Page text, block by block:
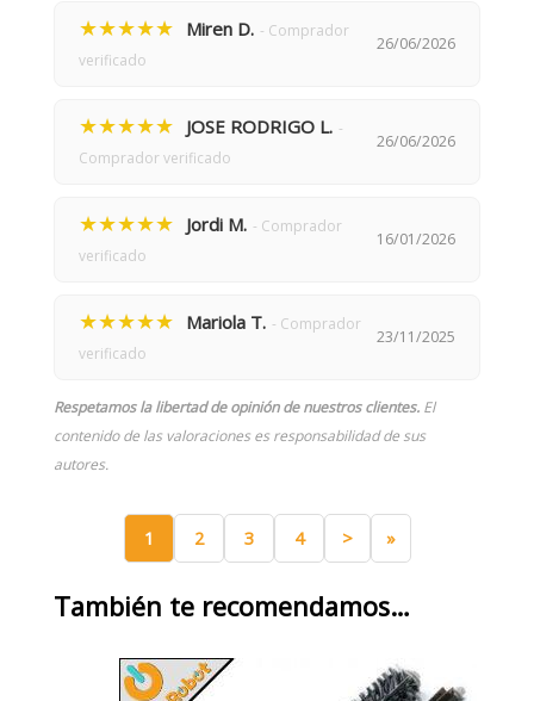
★★★★★ Miren D. - Comprador
verificado
26/06/2026
★★★★★ JOSE RODRIGO L. -
Comprador verificado
26/06/2026
★★★★★ Jordi M. - Comprador
verificado
16/01/2026
★★★★★ Mariola T. - Comprador
verificado
23/11/2025
Respetamos la libertad de opinión de nuestros clientes. El
contenido de las valoraciones es responsabilidad de sus
autores.
1 2 3 4 > »
También te recomendamos…